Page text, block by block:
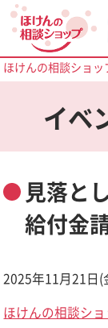
ほけんの相談ショ
イベ
見落と
給付金
2025年11月21日
ほけんの相談シ